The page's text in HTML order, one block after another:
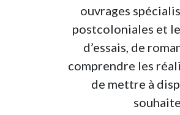
ouvrages
postcoloniales et
d’essais, de
comprendre les
de mettre à